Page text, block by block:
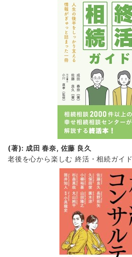
(著): 成田 春奈, 佐藤 良久
老後を心から楽しむ 終活・相続ガイド